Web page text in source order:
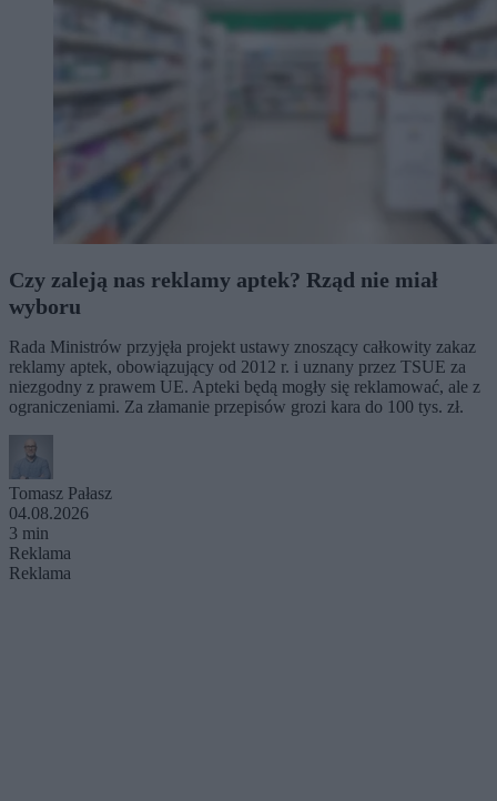
Czy zaleją nas reklamy aptek? Rząd nie miał
wyboru
Rada Ministrów przyjęła projekt ustawy znoszący całkowity zakaz
reklamy aptek, obowiązujący od 2012 r. i uznany przez TSUE za
niezgodny z prawem UE. Apteki będą mogły się reklamować, ale z
ograniczeniami. Za złamanie przepisów grozi kara do 100 tys. zł.
Tomasz Pałasz
04.08.2026
3 min
Reklama
Reklama